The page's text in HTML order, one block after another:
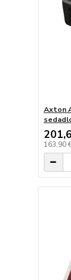
Axton
163,90